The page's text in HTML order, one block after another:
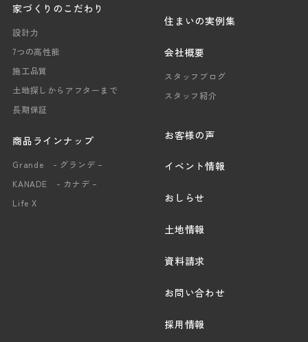
家づくりのこだわり
設計力
7つの高性能
施工品質
土地探しからアフターまで
長期保証
商品ラインナップ
Grande - グランデ –
KANADE - カナデ –
Life X
住まいの実例集
会社概要
スタッフブログ
スタッフ紹介
お客様の声
イベント情報
おしらせ
土地情報
資料請求
お問い合わせ
採用情報